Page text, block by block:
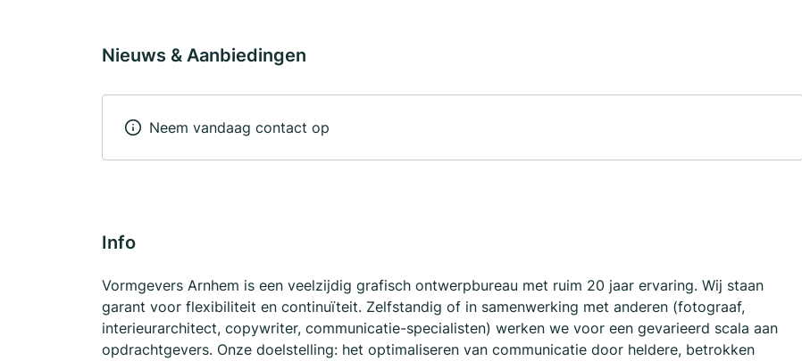
Nieuws & Aanbiedingen
Neem vandaag contact op
Info
Vormgevers Arnhem is een veelzijdig grafisch ontwerpbureau met ruim 20 jaar ervaring. Wij staan
garant voor flexibiliteit en continuïteit. Zelfstandig of in samenwerking met anderen (fotograaf,
interieurarchitect, copywriter, communicatie-specialisten) werken we voor een gevarieerd scala aan
opdrachtgevers. Onze doelstelling: het optimaliseren van communicatie door heldere, betrokken